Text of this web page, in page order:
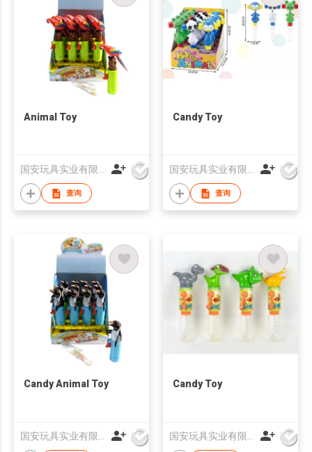
Animal Toy
查询
Candy Toy
查询
Candy Animal Toy
国安玩具实业有限公司
Candy Toy
国安玩具实业有限公司